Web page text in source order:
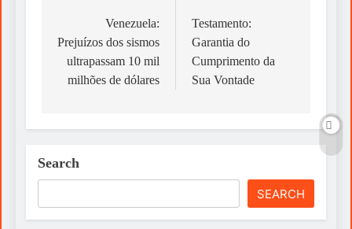
navigation
Venezuela:
Prejuízos dos sismos
ultrapassam 10 mil
milhões de dólares
Testamento:
Garantia do
Cumprimento da
Sua Vontade
Search
SEARCH